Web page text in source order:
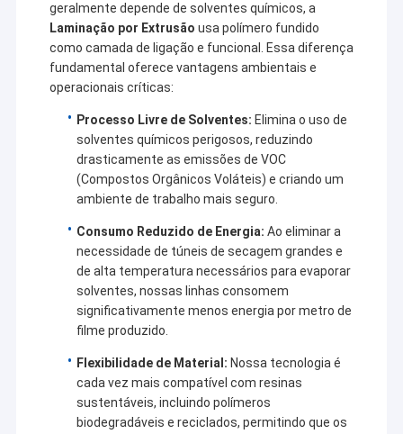
geralmente depende de solventes químicos, a
Laminação por Extrusão usa polímero fundido
como camada de ligação e funcional. Essa diferença
fundamental oferece vantagens ambientais e
operacionais críticas:
Processo Livre de Solventes: Elimina o uso de
solventes químicos perigosos, reduzindo
drasticamente as emissões de VOC
(Compostos Orgânicos Voláteis) e criando um
ambiente de trabalho mais seguro.
Consumo Reduzido de Energia: Ao eliminar a
necessidade de túneis de secagem grandes e
de alta temperatura necessários para evaporar
solventes, nossas linhas consomem
significativamente menos energia por metro de
filme produzido.
Flexibilidade de Material: Nossa tecnologia é
cada vez mais compatível com resinas
sustentáveis, incluindo polímeros
biodegradáveis e reciclados, permitindo que os